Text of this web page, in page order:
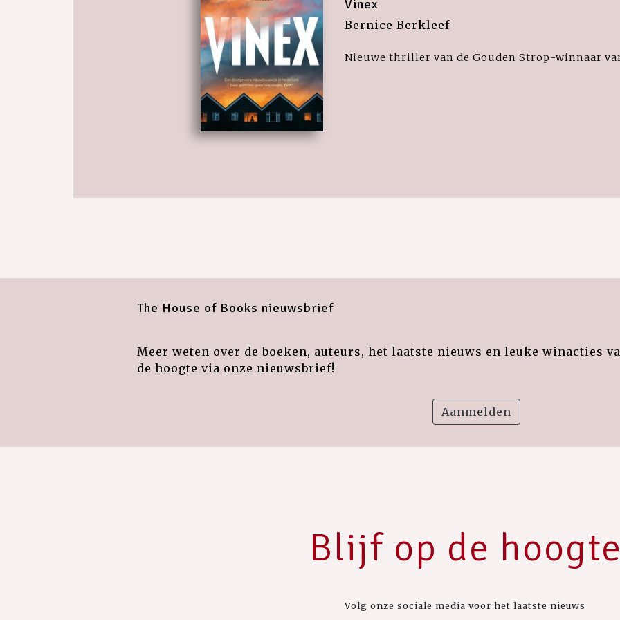
Vinex
Bernice Berkleef
Nieuwe thriller van de Gouden Strop-winnaar
The House of Books nieuwsbrief
Meer weten over de boeken, auteurs, het laatste nieuws en leuke winacties
de hoogte via onze nieuwsbrief!
Aanmelden
Blijf op de hoogte
Volg onze sociale media voor het laatste nieuws